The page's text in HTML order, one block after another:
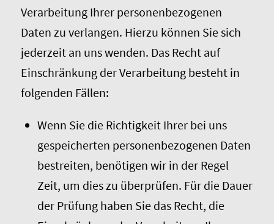
Verarbeitung Ihrer personenbezogenen
Daten zu verlangen. Hierzu können Sie sich
jederzeit an uns wenden. Das Recht auf
Einschränkung der Verarbeitung besteht in
folgenden Fällen:
Wenn Sie die Richtigkeit Ihrer bei uns
gespeicherten personenbezogenen Daten
bestreiten, benötigen wir in der Regel
Zeit, um dies zu überprüfen. Für die Dauer
der Prüfung haben Sie das Recht, die